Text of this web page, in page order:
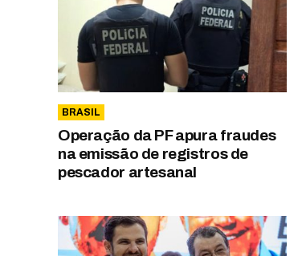
BRASIL
Operação da PF apura fraudes
na emissão de registros de
pescador artesanal